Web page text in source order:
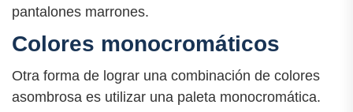
pantalones marrones.
Colores monocromáticos
Otra forma de lograr una combinación de colores
asombrosa es utilizar una paleta monocromática.